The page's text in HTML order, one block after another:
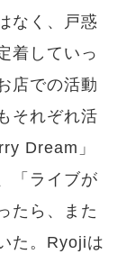
なく、戸惑
着していっ
店での活動
それぞれ活
Dream」
「ライブが
たら、また
た。Ryojiは